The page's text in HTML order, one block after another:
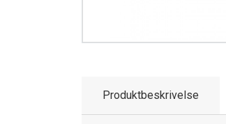
Produktbeskrivelse